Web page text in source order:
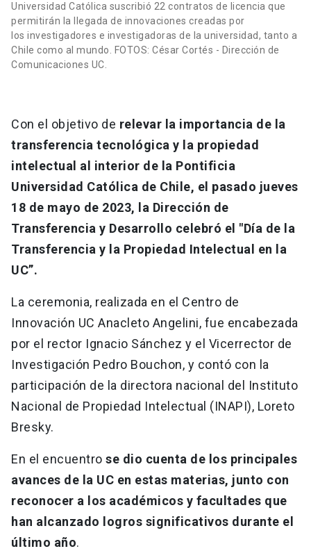
Universidad Católica suscribió 22 contratos de licencia que
permitirán la llegada de innovaciones creadas por
los investigadores e investigadoras de la universidad, tanto a
Chile como al mundo. FOTOS: César Cortés - Dirección de
Comunicaciones UC.
Con el objetivo de relevar la importancia de la
transferencia tecnológica y la propiedad
intelectual al interior de la Pontificia
Universidad Católica de Chile, el pasado jueves
18 de mayo de 2023, la Dirección de
Transferencia y Desarrollo celebró el "Día de la
Transferencia y la Propiedad Intelectual en la
UC”.
La ceremonia, realizada en el Centro de
Innovación UC Anacleto Angelini, fue encabezada
por el rector Ignacio Sánchez y el Vicerrector de
Investigación Pedro Bouchon, y contó con la
participación de la directora nacional del Instituto
Nacional de Propiedad Intelectual (INAPI), Loreto
Bresky.
En el encuentro se dio cuenta de los principales
avances de la UC en estas materias, junto con
reconocer a los académicos y facultades que
han alcanzado logros significativos durante el
último año.